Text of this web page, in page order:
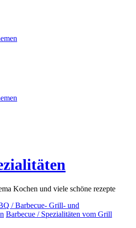
Kochen und viele schöne rezepte
/ Barbecue- Grill- und
Barbecue / Spezialitäten vom Grill